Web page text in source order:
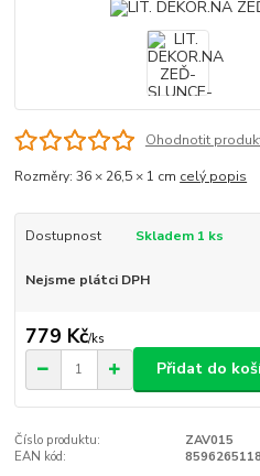
Ohodnotit
Rozměry: 36 × 26,5 × 1 cm celý popis
Dostupnost Skladem 1 ks
Nejsme plátci DPH
779 Kč/ks
Přidat do
Číslo produktu:
ZAV015
EAN kód: